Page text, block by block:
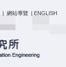
| 網站導覽 | ENGLISH